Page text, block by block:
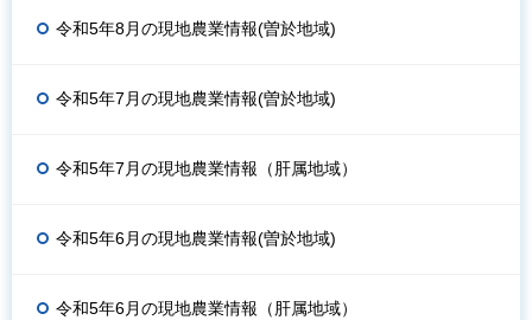
令和5年8月の現地農業情報(曽於地域)
令和5年7月の現地農業情報(曽於地域)
令和5年7月の現地農業情報（肝属地域）
令和5年6月の現地農業情報(曽於地域)
令和5年6月の現地農業情報（肝属地域）